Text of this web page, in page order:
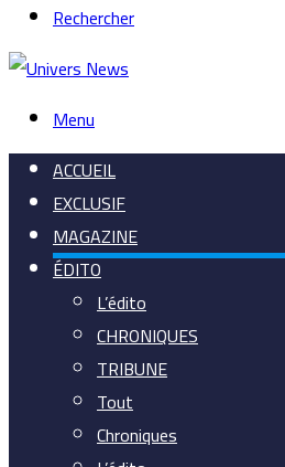
Rechercher
Menu
ACCUEIL
EXCLUSIF
MAGAZINE
ÉDITO
L’édito
CHRONIQUES
TRIBUNE
Tout
Chroniques